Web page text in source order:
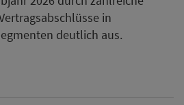
in
deutlich aus.